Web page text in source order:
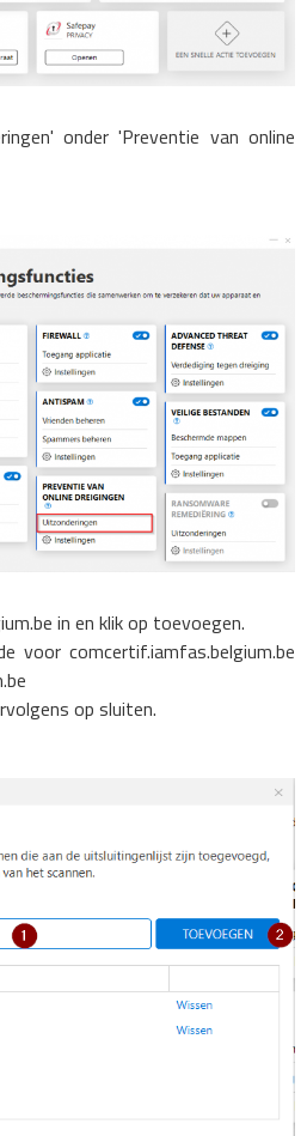
onder 'Preventie van online
in en klik op toevoegen.
voor comcertif.iamfas.belgium.be
op sluiten.